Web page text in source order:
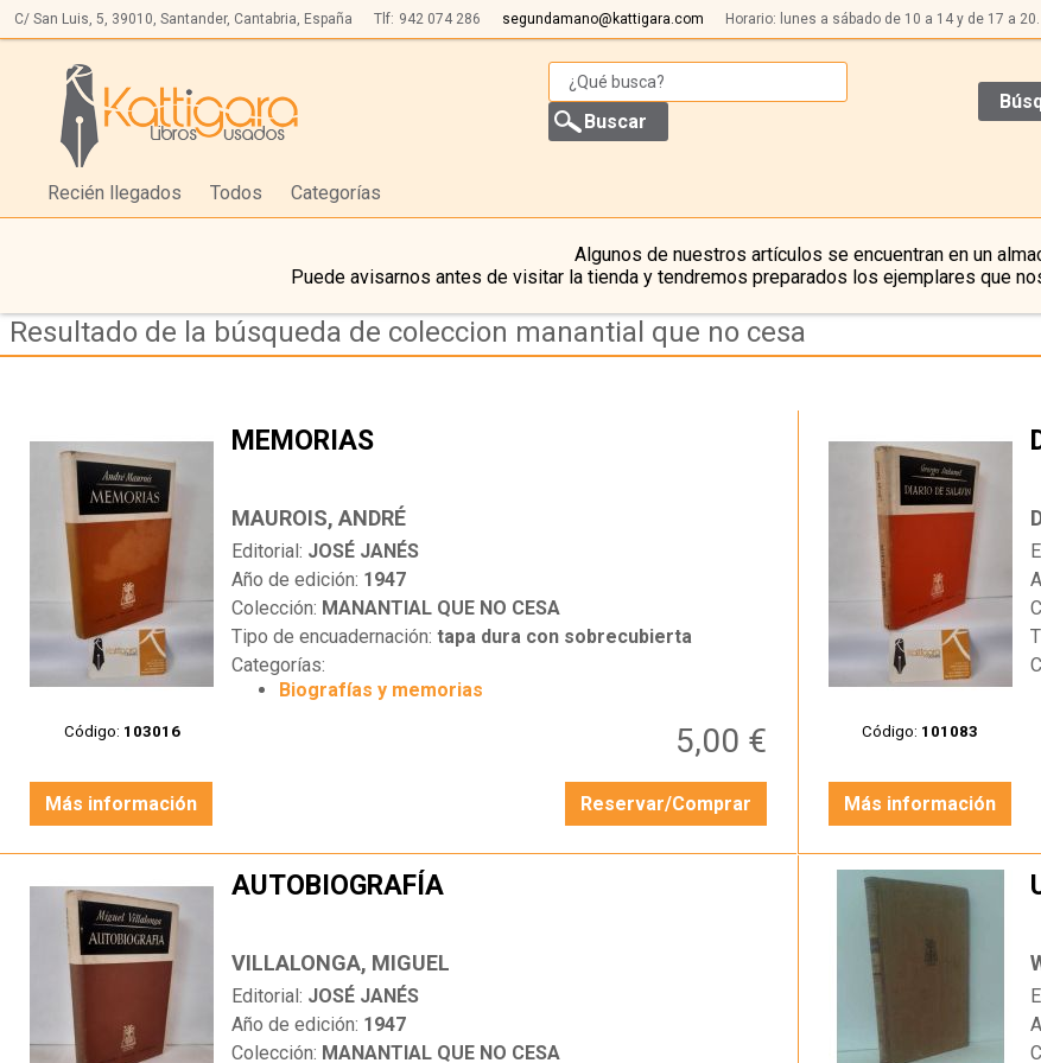
C/ San Luis, 5, 39010, Santander, Cantabria, España Tlf: 942 074 286 segundamano@kattigara.com Horario: lunes a sábado de 10 a 14 y de 17 a 20.
Recién llegados Todos Categorías
Algunos de nuestros artículos se encuentran en un
Puede avisarnos antes de visitar la tienda y tendremos preparados los ejemplares que
Resultado de la búsqueda de coleccion manantial que no cesa
Código: 103016
MEMORIAS
MAUROIS, ANDRÉ
Editorial: JOSÉ JANÉS
Año de edición: 1947
Colección: MANANTIAL QUE NO CESA
Tipo de encuadernación:tapa dura con sobrecubierta
Categorías:
Biografías y memorias
5,00 €
Más información Reservar/Comprar
Código: 101083
Más información
AUTOBIOGRAFÍA
VILLALONGA, MIGUEL
Editorial: JOSÉ JANÉS
Año de edición: 1947
Colección: MANANTIAL QUE NO CESA